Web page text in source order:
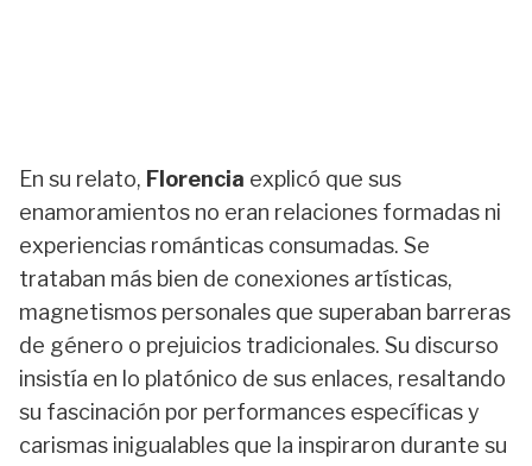
En su relato, Florencia explicó que sus
enamoramientos no eran relaciones formadas ni
experiencias románticas consumadas. Se
trataban más bien de conexiones artísticas,
magnetismos personales que superaban barreras
de género o prejuicios tradicionales. Su discurso
insistía en lo platónico de sus enlaces, resaltando
su fascinación por performances específicas y
carismas inigualables que la inspiraron durante su